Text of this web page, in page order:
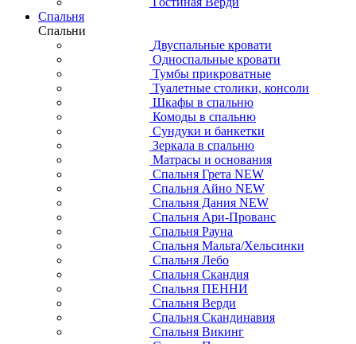
Спальня
Спальни
Двуспальные кровати
Односпальные кровати
Тумбы прикроватные
Туалетные столики, консоли
Шкафы в спальню
Комоды в спальню
Сундуки и банкетки
Зеркала в спальню
Матрасы и основания
Спальня Грета NEW
Спальня Айно NEW
Спальня Дания NEW
Спальня Ари-Прованс
Спальня Рауна
Спальня Мальта/Хельсинки
Спальня Лебо
Спальня Скандия
Спальня ПЕННИ
Спальня Верди
Спальня Скандинавия
Спальня Викинг